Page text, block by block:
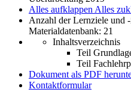
Alles aufklappen Alles
Anzahl der Lernziele und
Materialdatenbank: 21
Inhaltsverzeichnis
Teil
Teil
Dokument als PDF
Kontaktformular